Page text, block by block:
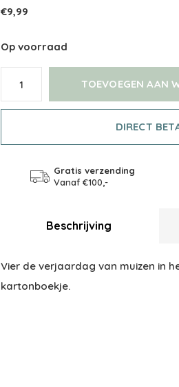
€9,99
Op voorraad
TOEVOEGEN AAN
DIRECT
Gratis verzending
Vanaf €100,-
Beschrijving
Vier de verjaardag van muizen in
kartonboekje.